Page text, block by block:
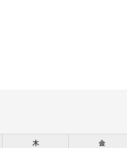
木 金